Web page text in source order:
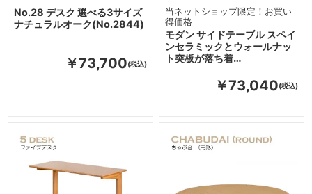
No.28 デスク 選べる3サイズ
ナチュラルオーク(No.2844)
￥73,700
モダン サイドテーブル スペイ
ンセラミックとウォールナッ
ト突板が落ち着…
当ネットショップ限定！お買い
得価格
￥73,040